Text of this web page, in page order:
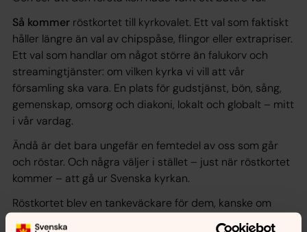
Så kommer röstkortet till kyrkovalet. Ett val som faktiskt
håller längre än val av chipspåse, flingor eller extrapriser.
Ett val som handlar om något större än falukorv och
streamingtjänster: om vilken kyrka vi vill att vår
församling ska vara. En plats för gudstjänst, bön, sång,
gemenskap, omsorg och diakoni, lokalt och globalt – mitt
i vår vardag.
Ändå är det bara ungefär en femtedel av oss som går
och röstar. Och några väljer i stället – just när röstkortet
kommer – att gå ur Svenska kyrkan.
Röstkortet blev en tankeväckare för dem, kanske om
något som inte känns relevant. Också det är ett val. Att